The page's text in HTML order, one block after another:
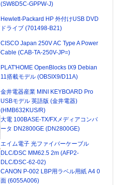
(SW8D5C-GPPW-J)
Hewlett-Packard HP 外付けUSB DVD
ドライブ (701498-B21)
CISCO Japan 250V AC Type A Power
Cable (CAB-TA-250V-JP=)
PLAT'HOME OpenBlocks IX9 Debian
11搭載モデル (OBSIX9/D11A)
金井電器産業 MINI KEYBOARD Pro
USBモデル 英語版 (金井電器)
(HMB632KUS/R)
大電 100BASE-TX/FXメディアコンバ
ータ DN2800GE (DN2800GE)
エイム電子 光ファイバーケーブル
DLC/DSC MM62.5 2m (AFP2-
DLC/DSC-62-02)
CANON P-002 LBP用ラベル用紙 A4 0
面 (6055A006)